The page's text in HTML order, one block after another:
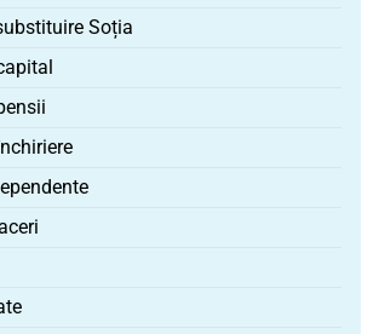
Soția